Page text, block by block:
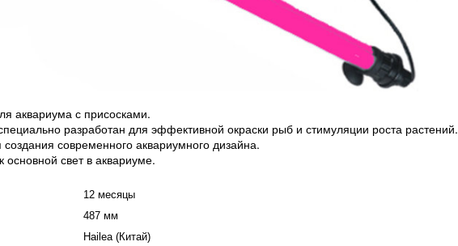
аквариума с присосками.
разработан для эффективной окраски рыб и стимуляции роста растений.
современного аквариумного дизайна.
основной свет в аквариуме.
12 месяцы
487 мм
Hailea (Китай)